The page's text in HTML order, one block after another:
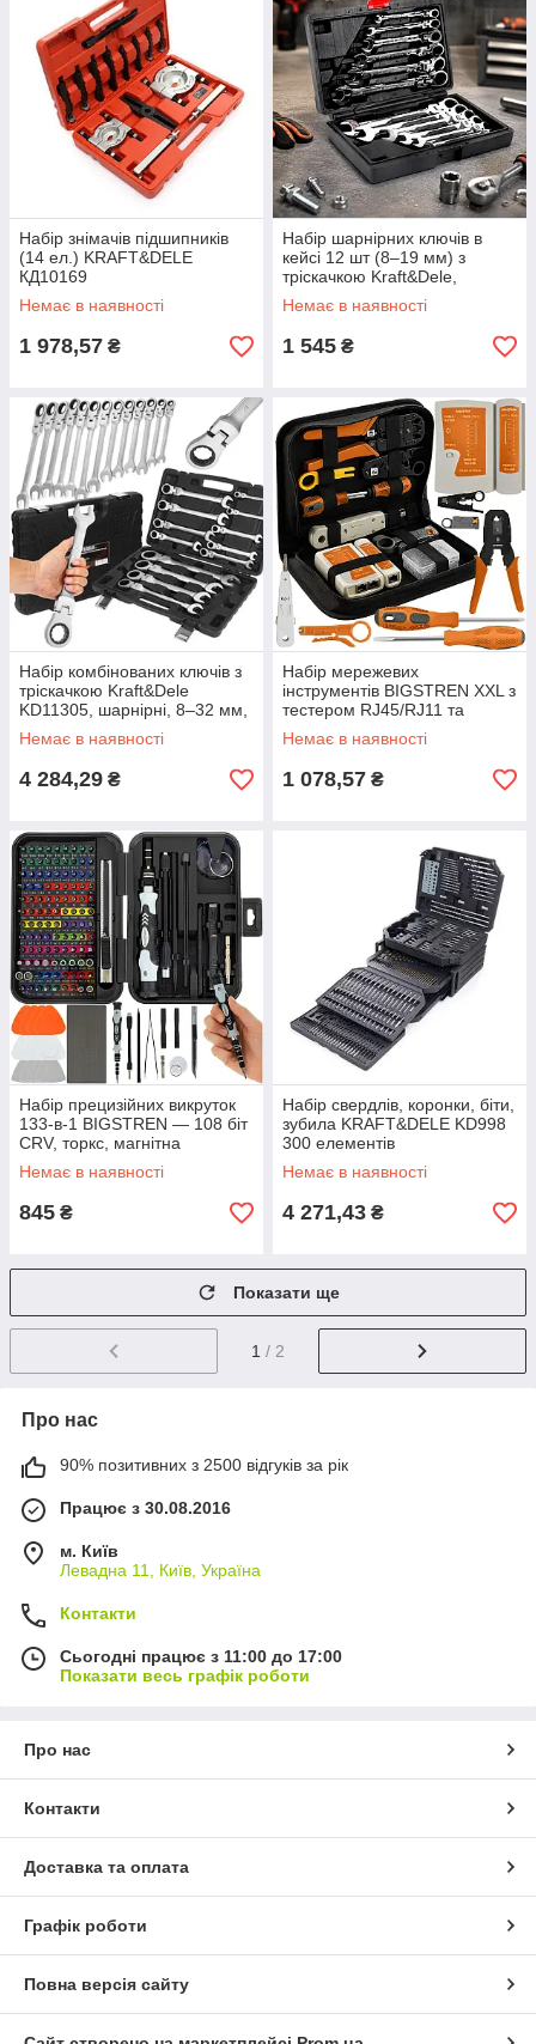
Набір знімачів підшипників
(14 ел.) KRAFT&DELE
КД10169
Немає в наявності
1 978,57 ₴
Набір шарнірних ключів в
кейсі 12 шт (8–19 мм) з
тріскачкою Kraft&Dele,
Чорний / Набір ріжково-
накидних ключів із тріскачкою
Немає в наявності
1 545 ₴
Набір комбінованих ключів з
тріскачкою Kraft&Dele
KD11305, шарнірні, 8–32 мм,
13 шт
Немає в наявності
4 284,29 ₴
Набір мережевих
інструментів BIGSTREN XXL з
тестером RJ45/RJ11 та
обтискачем
Немає в наявності
1 078,57 ₴
Набір прецизійних викруток
133-в-1 BIGSTREN — 108 біт
CRV, торкс, магнітна
підкладка, гнучка
подовжувачка
Немає в наявності
845 ₴
Набір свердлів, коронки, біти,
зубила KRAFT&DELE KD998
300 елементів
Немає в наявності
4 271,43 ₴
Показати ще
1 / 2
Про нас
90% позитивних з 2500 відгуків за рік
Працює з 30.08.2016
м. Київ
Левадна 11, Київ, Україна
Контакти
Сьогодні працює з 11:00 до 17:00
Показати весь графік роботи
Про нас
Контакти
Доставка та оплата
Графік роботи
Повна версія сайту